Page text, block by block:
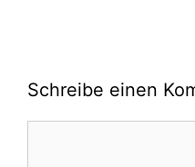
Schreibe einen